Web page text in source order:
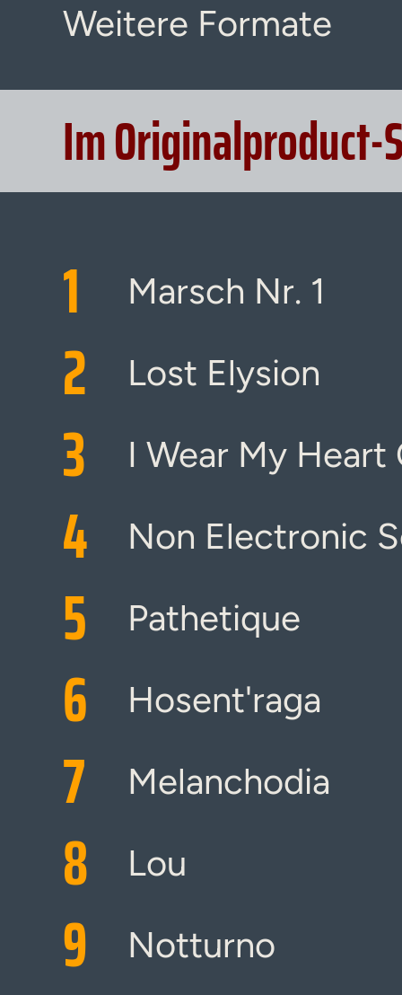
Weitere Formate
Im
1 Marsch Nr. 1
2 Lost Elysion
3 I Wear My Heart
4 Non Electronic
5 Pathetique
6 Hosent'raga
7 Melanchodia
8 Lou
9 Notturno